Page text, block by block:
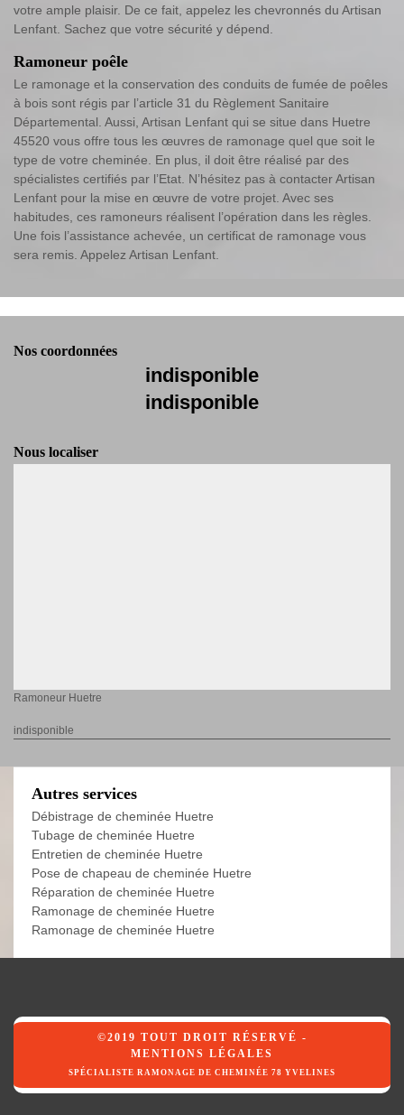
votre ample plaisir. De ce fait, appelez les chevronnés du Artisan
Lenfant. Sachez que votre sécurité y dépend.
Ramoneur poêle
Le ramonage et la conservation des conduits de fumée de poêles
à bois sont régis par l’article 31 du Règlement Sanitaire
Départemental. Aussi, Artisan Lenfant qui se situe dans Huetre
45520 vous offre tous les œuvres de ramonage quel que soit le
type de votre cheminée. En plus, il doit être réalisé par des
spécialistes certifiés par l’Etat. N’hésitez pas à contacter Artisan
Lenfant pour la mise en œuvre de votre projet. Avec ses
habitudes, ces ramoneurs réalisent l’opération dans les règles.
Une fois l’assistance achevée, un certificat de ramonage vous
sera remis. Appelez Artisan Lenfant.
Nos coordonnées
indisponible
indisponible
Nous localiser
Ramoneur Huetre
indisponible
Autres services
Débistrage de cheminée Huetre
Tubage de cheminée Huetre
Entretien de cheminée Huetre
Pose de chapeau de cheminée Huetre
Réparation de cheminée Huetre
Ramonage de cheminée Huetre
Ramonage de cheminée Huetre
©2019 TOUT DROIT RÉSERVÉ -
MENTIONS LÉGALES
SPÉCIALISTE RAMONAGE DE CHEMINÉE 78 YVELINES